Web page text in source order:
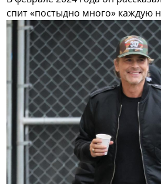
спит «постыдно много» каждую